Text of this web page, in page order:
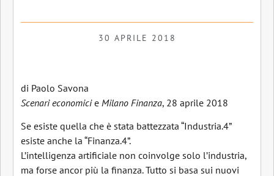
30 APRILE 2018
di Paolo Savona
Scenari economicie Milano Finanza, 28 aprile 2018
Se esiste quella che è stata battezzata “Industria.4”
esiste anche la “Finanza.4”.
L’intelligenza artificiale non coinvolge solo l’industria,
ma forse ancor più la finanza. Tutto si basa sui nuovi